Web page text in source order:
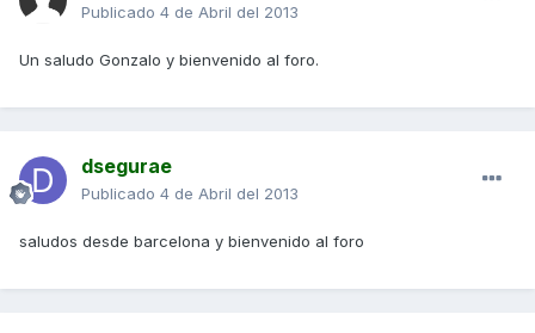
Publicado 4 de Abril del 2013
Un saludo Gonzalo y bienvenido al foro.
dsegurae
Publicado 4 de Abril del 2013
saludos desde barcelona y bienvenido al foro